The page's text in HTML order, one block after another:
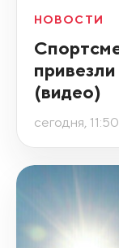
НОВОСТИ
(видео)
сегодня, 11:50